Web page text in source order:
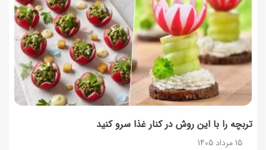
تربچه را با این روش در کنار غذا سرو کنید
15 مرداد 1405